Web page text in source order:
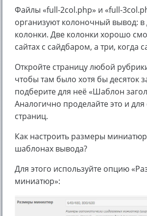
Файлы «full-2col.php» и «full-
организуют колоночный вывод: в
колонки. Две колонки хорошо
сайтах с сайдбаром, а три, когда
Откройте страницу любой
чтобы там было хотя бы десяток
подберите для неё «Шаблон
Аналогично проделайте это и
страниц.
Как настроить размеры миниатюр
шаблонах вывода?
Для этого используйте опцию
миниатюр»: